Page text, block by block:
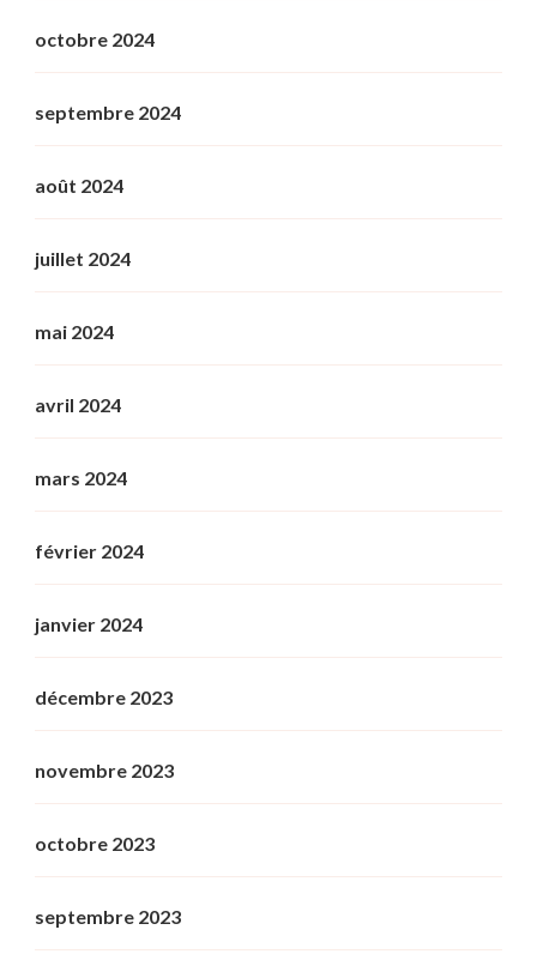
octobre 2024
septembre 2024
août 2024
juillet 2024
mai 2024
avril 2024
mars 2024
février 2024
janvier 2024
décembre 2023
novembre 2023
octobre 2023
septembre 2023